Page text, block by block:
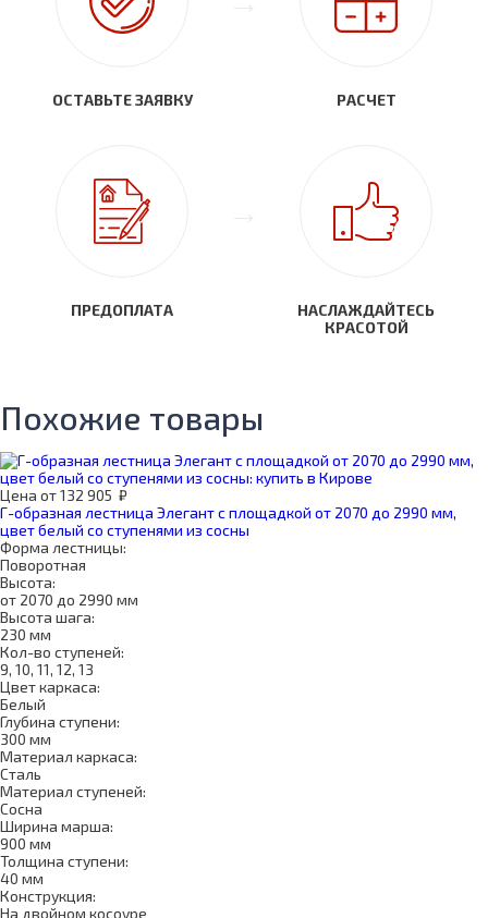
ОСТАВЬТЕ ЗАЯВКУ РАСЧЕТ
ПРЕДОПЛАТА
НАСЛАЖДАЙТЕСЬ
КРАСОТОЙ
Похожие товары
Цена от132 905 ₽
Г-образная лестница Элегант с площадкой от 2070 до 2990 мм,
цвет белый со ступенями из сосны
Форма лестницы:
Поворотная
Высота:
от 2070 до 2990 мм
Высота шага:
230 мм
Кол-во ступеней:
9, 10, 11, 12, 13
Цвет каркаса:
Белый
Глубина ступени:
300 мм
Материал каркаса:
Сталь
Материал ступеней:
Сосна
Ширина марша:
900 мм
Толщина ступени:
40 мм
Конструкция:
На двойном косоуре